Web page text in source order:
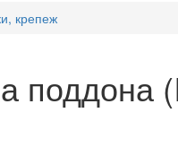
крепеж
поддона